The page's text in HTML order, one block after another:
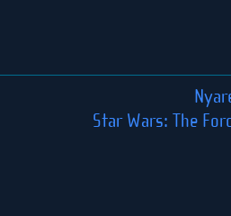
Star Wars: The